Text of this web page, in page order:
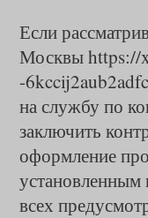
Если
Москвы https://
-
на службу по
заключить
оформление
установленным
всех